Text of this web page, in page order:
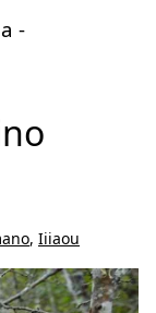
-
, Iiiaou